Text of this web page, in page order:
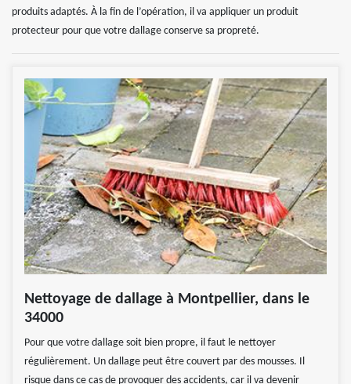
produits adaptés. À la fin de l’opération, il va appliquer un produit
protecteur pour que votre dallage conserve sa propreté.
Nettoyage de dallage à Montpellier, dans le
34000
Pour que votre dallage soit bien propre, il faut le nettoyer
régulièrement. Un dallage peut être couvert par des mousses. Il
risque dans ce cas de provoquer des accidents, car il va devenir